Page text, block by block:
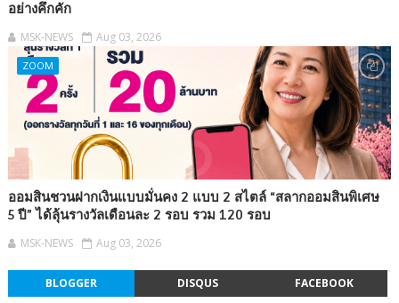
อย่างคึกคัก
MSK-NEWS Aug 03, 2026
ZOOM
ออมสินชวนฝากเงินแบบมั่นคง 2 แบบ 2 สไตล์ “สลากออมสินพิเศษ
5 ปี” ได้ลุ้นรางวัลเดือนละ 2 รอบ รวม 120 รอบ
MSK-NEWS Aug 03, 2026
BLOGGER DISQUS FACEBOOK